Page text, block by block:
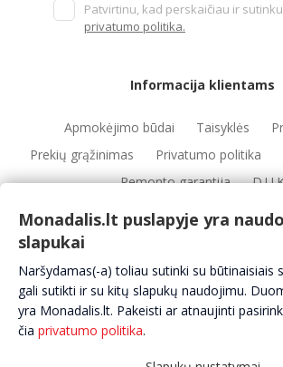
Patvirtinu, kad perskaičiau ir
privatumo politika.
Informacija klientams
Apmokėjimo būdai Taisyklės
Prekių grąžinimas
Privatumo politika
Remonto garantija
Automobilių servisai Automobilių dalys
Kontaktai
Monadalis.lt puslapyje yra
slapukai
Naršydamas(-a) toliau sutinki su būtinaisiais
gali sutikti ir su kitų slapukų naudojimu.
yra Monadalis.lt. Pakeisti ar atnaujinti
čia privatumo politika.